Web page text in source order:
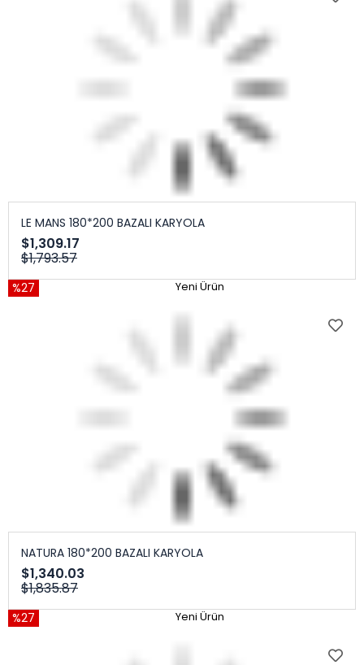
LE MANS 180*200 BAZALI KARYOLA
$1,309.17
$1,793.57
%27 Yeni Ürün
NATURA 180*200 BAZALI KARYOLA
$1,340.03
$1,835.87
%27 Yeni Ürün